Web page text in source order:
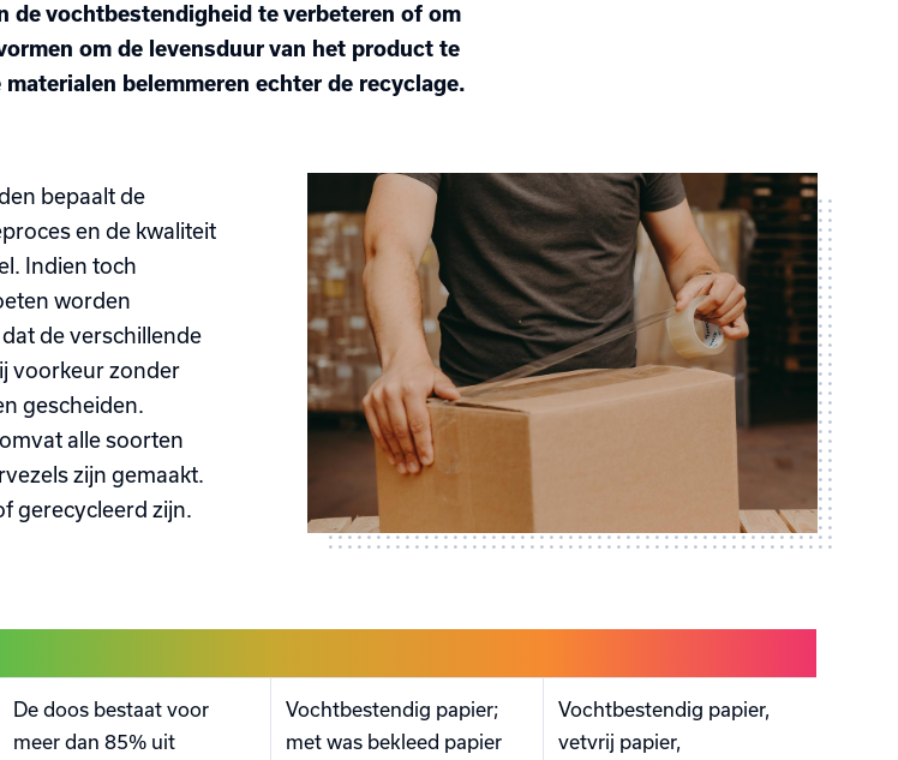
de vochtbestendigheid te verbeteren of om
om de levensduur van het product te
materialen belemmeren echter de recyclage.
bepaalt de
en de kwaliteit
Indien toch
worden
de verschillende
voorkeur zonder
gescheiden.
alle soorten
zijn gemaakt.
gerecycleerd zijn.
De doos bestaat voor
meer dan 85% uit
Vochtbestendig papier;
met was bekleed papier
Vochtbestendig papier,
vetvrij papier,